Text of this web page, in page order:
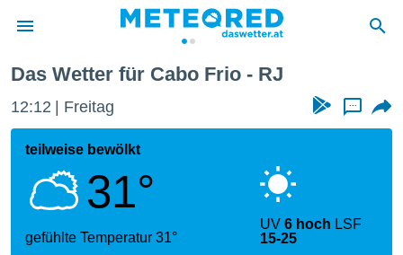
wurde
dass
sind.
Das Wetter für Cabo Frio - RJ
12:12 Freitag ...
teilweise bewölkt
31°
gefühlte Temperatur 31°
UV6 hoch LSF
15-25